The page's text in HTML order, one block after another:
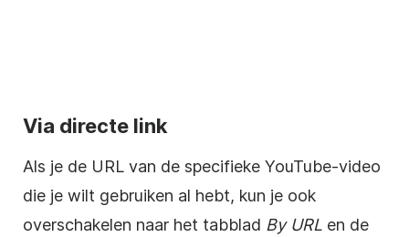
Via directe link
Als je de URL van de specifieke YouTube-video
die je wilt gebruiken al hebt, kun je ook
overschakelen naar het tabblad By URL en de